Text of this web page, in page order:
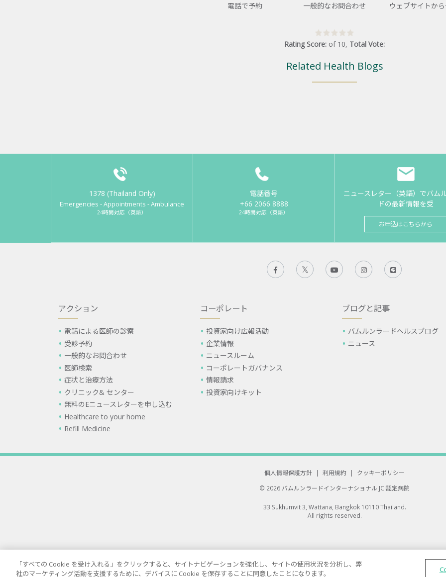
電話で予約 一般的なお問合わせ ウェブサイトか
Rating Score: of 10, Total Vote:
Related Health Blogs
1378 (Thailand Only)
Emergencies - Appointments - Ambulance
24時間対応（英語）
電話番号
+66 2066 8888
24時間対応（英語）
ニュースレター（英語）でバム
ドの最新情報を受
お申込はこちらから
アクション
電話による医師の診察
受診予約
一般的なお問合わせ
医師検索
症状と治療方法
クリニック& センター
無料のEニュースレターを申し込む
Healthcare to your home
Refill Medicine
コーポレート
投資家向け広報活動
企業情報
ニュースルーム
コーポレートガバナンス
情報請求
投資家向けキット
ブログと記事
バムルンラードヘルスブログ
ニュース
個人情報保護方針 | 利用規約 |
クッキーポリシー
© 2026 バムルンラードインターナショナル JCI認定病院
33 Sukhumvit 3, Wattana, Bangkok 10110 Thailand.
All rights reserved.
「すべての Cookie を受け入れる」をクリックすると、サイトナビゲーションを強化し、サイトの使用状況を分析し、弊
社のマーケティング活動を支援するために、デバイスに Cookie を保存することに同意したことになります。